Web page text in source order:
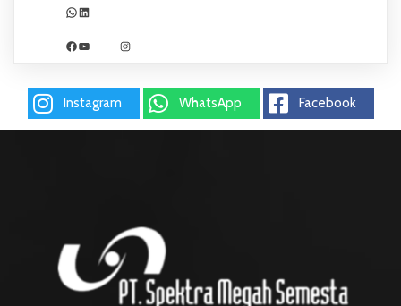
WhatsApp
LinkedIn
Facebook
YouTubeInstagram
Instagram WhatsApp Facebook